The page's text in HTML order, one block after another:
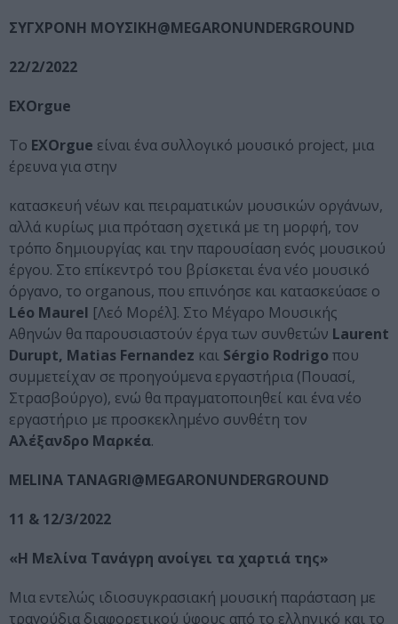
ΣΥΓΧΡΟΝΗ ΜΟΥΣΙΚΗ@MEGARONUNDERGROUND
22/2/2022
EXOrgue
Το EXOrgue είναι ένα συλλογικό μουσικό project, μια
έρευνα για στην
κατασκευή νέων και πειραματικών μουσικών οργάνων,
αλλά κυρίως μια πρόταση σχετικά με τη μορφή, τον
τρόπο δημιουργίας και την παρουσίαση ενός μουσικού
έργου. Στο επίκεντρό του βρίσκεται ένα νέο μουσικό
όργανο, το οrganous, που επινόησε και κατασκεύασε ο
Léo Maurel [Λεό Μορέλ]. Στο Μέγαρο Μουσικής
Αθηνών θα παρουσιαστούν έργα των συνθετών Laurent
Durupt, Matias Fernandez και Sérgio Rodrigo που
συμμετείχαν σε προηγούμενα εργαστήρια (Πουασί,
Στρασβούργο), ενώ θα πραγματοποιηθεί και ένα νέο
εργαστήριο με προσκεκλημένο συνθέτη τον
Αλέξανδρο Μαρκέα.
ΜELINA TANAGRI@MEGARONUNDERGROUND
11 & 12/3/2022
«Η Μελίνα Τανάγρη ανοίγει τα χαρτιά της»
Μια εντελώς ιδιοσυγκρασιακή μουσική παράσταση με
τραγούδια διαφορετικού ύφους από το ελληνικό και το